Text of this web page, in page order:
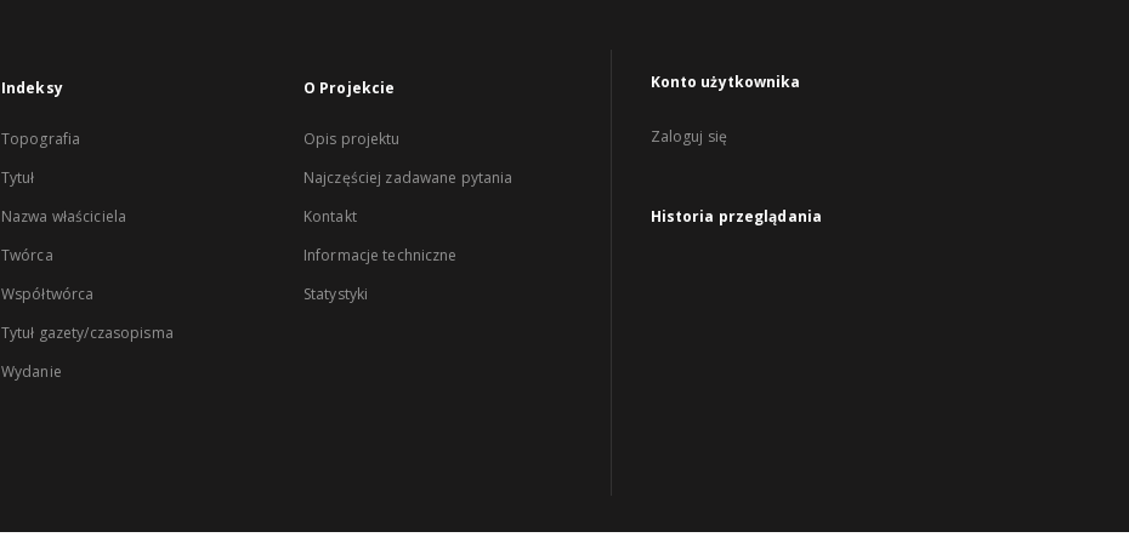
Indeksy
Topografia
Tytuł
Nazwa właściciela
Twórca
Współtwórca
Tytuł gazety/czasopisma
Wydanie
O Projekcie
Opis projektu
Najczęściej zadawane pytania
Kontakt
Informacje techniczne
Statystyki
Konto użytkownika
Zaloguj się
Historia przeglądania